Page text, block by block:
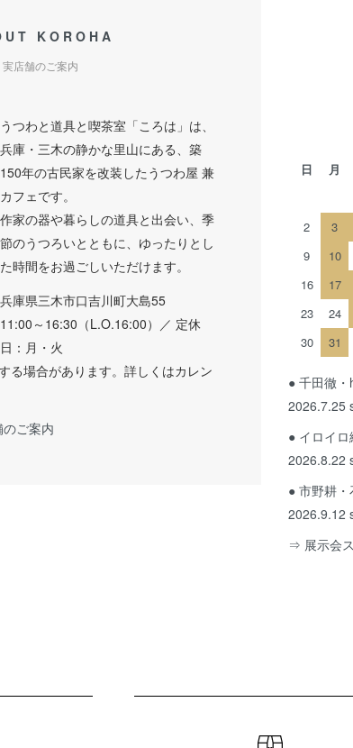
KOROHA
実店舗のご案内
うつわと道具と喫茶室「ころは」は、
兵庫・三木の静かな里山にある、築
150年の古民家を改装したうつわ屋 兼
カフェです。
作家の器や暮らしの道具と出会い、季
節のうつろいとともに、ゆったりとし
た時間をお過ごしいただけます。
兵庫県三木市口吉川町大島55
11:00～16:30（L.O.16:00）／ 定休
日：月・火
る場合があります。詳しくはカレン
ご案内
日 月
2
3
9
10
16
17
23
24
30
31
● 千田徹
2026.7.25
● イロイ
2026.8.22
● 市野耕
2026.9.12
⇒ 展示会